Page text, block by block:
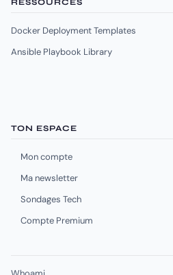
RESSOURCES
Docker Deployment Templates
Ansible Playbook Library
TON ESPACE
Mon compte
Ma newsletter
Sondages Tech
Compte Premium